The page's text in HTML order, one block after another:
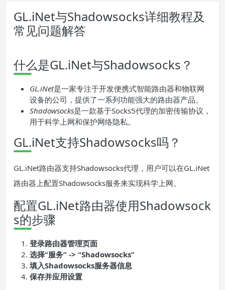
GL.iNet与Shadowsocks详细教程及
常见问题解答
什么是GL.iNet与Shadowsocks？
GL.iNet是一家专注于开发便携式智能路由器和物联网
设备的公司，提供了一系列功能强大的路由器产品。
Shadowsocks是一款基于Socks5代理的加密传输协议，
用于科学上网和保护网络隐私。
GL.iNet支持Shadowsocks吗？
GL.iNet路由器支持Shadowsocks代理，用户可以在GL.iNet
路由器上配置Shadowsocks服务来实现科学上网。
配置GL.iNet路由器使用Shadowsock
s的步骤
登录路由器管理页面
选择“服务” -> “Shadowsocks”
填入Shadowsocks服务器信息
保存并应用设置